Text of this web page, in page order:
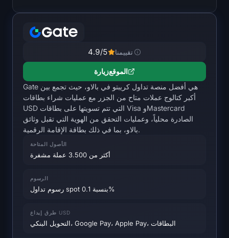
مؤشر الخوف والجشع
funding rates
Open Interest
إجمالي القيمة المحجوزة
Rainbow Chart
متتبع محفظة العملات المشفرة
4.9/5 تقييمنا
زيارةالموقع
Gate هي أفضل منصة تداول كريبتو في بالاو، حيث تجمع بين
أكبر كتالوج عملات متاح من الجزر مع عمليات شراء بطاقات
USD التي تتم تسويتها على بطاقات Visa وMastercard
الصادرة محلياً، وعمليات التحقق من الهوية التي تقبل وثائق
بالاو، بما في ذلك بطاقة الإقامة الرقمية.
الأصول المتاحة
أكثر من 3.500 عملة مشفرة
الرسوم
رسوم تداول spot بنسبة 0.1%
طرق إيداع USD
التحويل البنكي، Google Pay، Apple Pay، البطاقات